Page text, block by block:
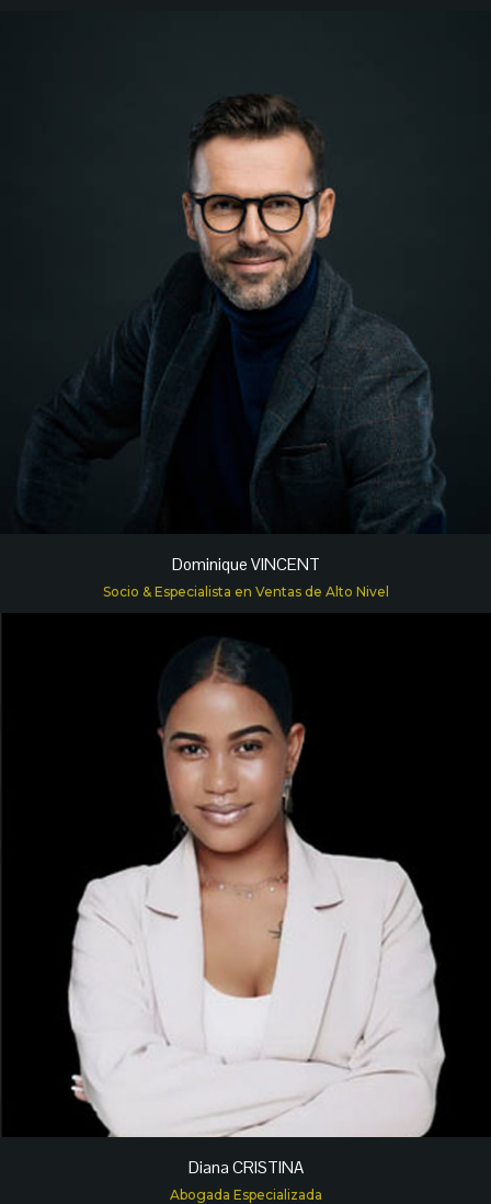
Dominique VINCENT
Socio & Especialista en Ventas de Alto Nivel
Diana CRISTINA
Abogada Especializada